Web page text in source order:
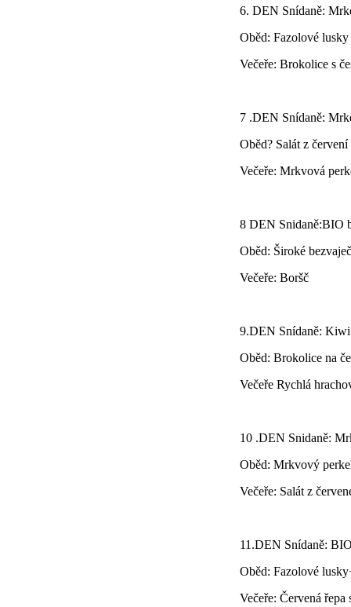
6. DEN Snídaně:
Oběd: Fazolové lusky
Večeře: Brokolice s
7 .DEN Snídaně:
Oběd? Salát z
Večeře: Mrkvová
8 DEN Snidaně:BIO
Oběd: Široké
Večeře: Boršč
9.DEN Snídaně:
Oběd: Brokolice na
Večeře Rychlá
10 .DEN Snidaně:
Oběd: Mrkvový
Večeře: Salát z
11.DEN Snídaně:
Oběd: Fazolové
Večeře: Červená řepa